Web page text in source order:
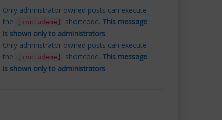
Only admnistrator owned posts can execute
the
[includeme] shortcode. This message
is shown only to administrators.
Only admnistrator owned posts can execute
the
[includeme] shortcode. This message
is shown only to administrators.